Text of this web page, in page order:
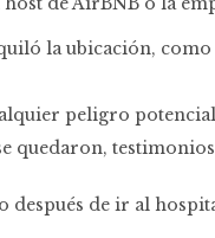
la ubicación,
peligro
quedaron,
de ir al